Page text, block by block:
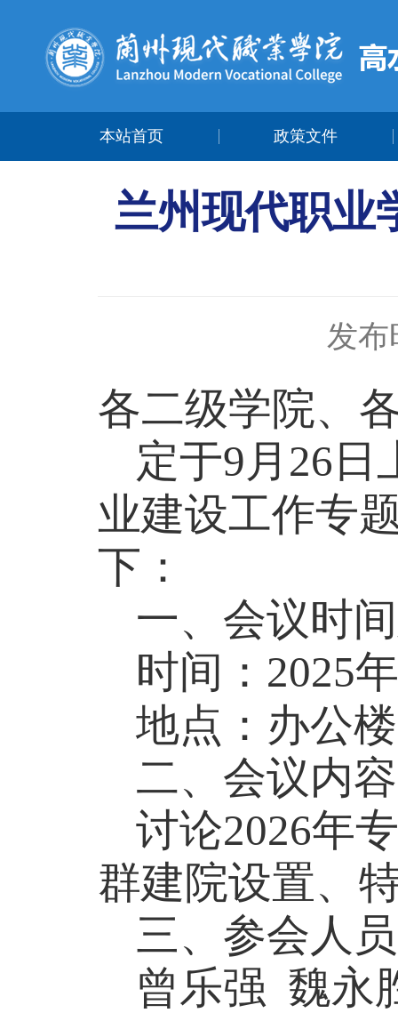
本站首页 政策文件
兰州现代职业
发布
各二级学院、
定于9月26日
业建设工作专
下：
一、会议时
时间： 2025年
地点：办公楼
二、会议内容
讨论2026年
群建院设置、
三、参会人员
曾乐强 魏永